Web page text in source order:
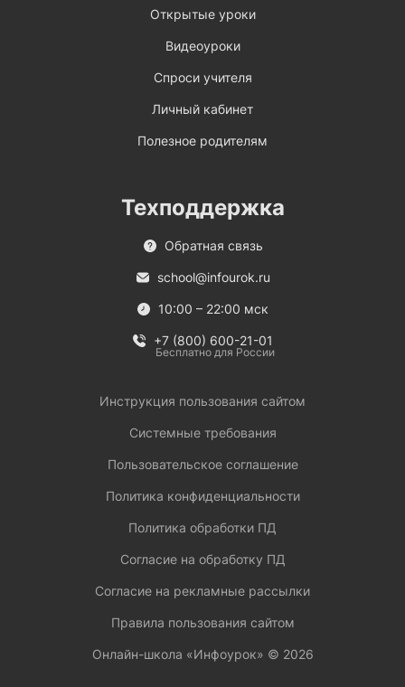
Открытые уроки
Видеоуроки
Спроси учителя
Личный кабинет
Полезное родителям
Техподдержка
Обратная связь
school@infourok.ru
10:00 – 22:00 мск
+7 (800) 600-21-01
Бесплатно для России
Инструкция пользования сайтом
Системные требования
Пользовательское соглашение
Политика конфиденциальности
Политика обработки ПД
Согласие на обработку ПД
Согласие на рекламные рассылки
Правила пользования сайтом
Онлайн-школа «Инфоурок» © 2026